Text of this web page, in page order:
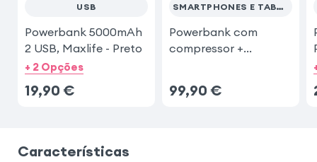
USB
Powerbank 5000mAh
2 USB, Maxlife - Preto
+ 2 Opções
19,90 €
SMARTPHONES E TABLETS
Powerbank com
compressor +
99,90 €
Características